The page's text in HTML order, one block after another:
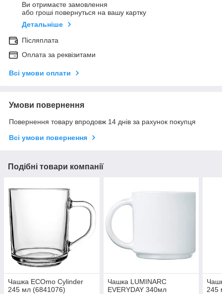
Ви отримаєте замовлення
або гроші повернуться на вашу картку
Детальніше
Післяплата
Оплата за реквізитами
Всі умови оплати
Умови повернення
Повернення товару впродовж 14 днів за рахунок покупця
Всі умови повернення
Подібні товари компанії
Чашка ECOmo Cylinder
245 мл (6841076)
Чашка LUMINARC
EVERYDAY 340мл
245